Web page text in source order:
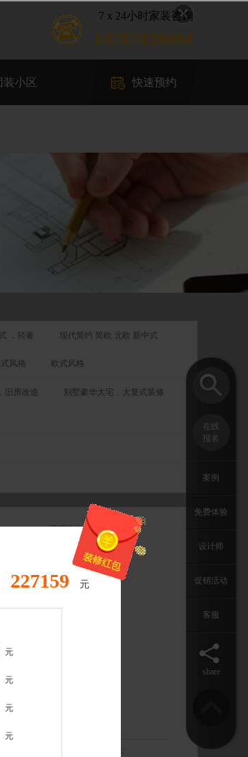
7 x 24小时家装咨询
14787839494
装小区 快速预约
，轻奢 现代简约 简欧 北欧 新中式
风格 欧式风格
旧房改造 别墅豪华大宅，大复式装修
从业经验：
254722 元
元
元
元
元
在线
报名
案例
免费体验
设计师
促销活动
客服
share